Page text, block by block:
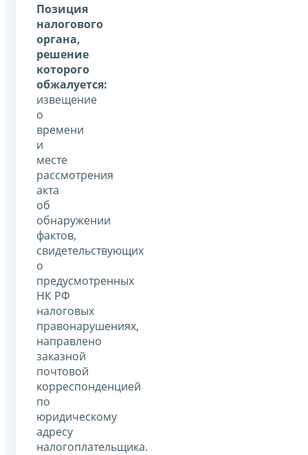
Позиция
налогового
органа,
решение
которого
обжалуется:
извещение
о
времени
и
месте
рассмотрения
акта
об
обнаружении
фактов,
свидетельствующих
о
предусмотренных
НК РФ
налоговых
правонарушениях,
направлено
заказной
почтовой
корреспонденцией
по
юридическому
адресу
налогоплательщика.